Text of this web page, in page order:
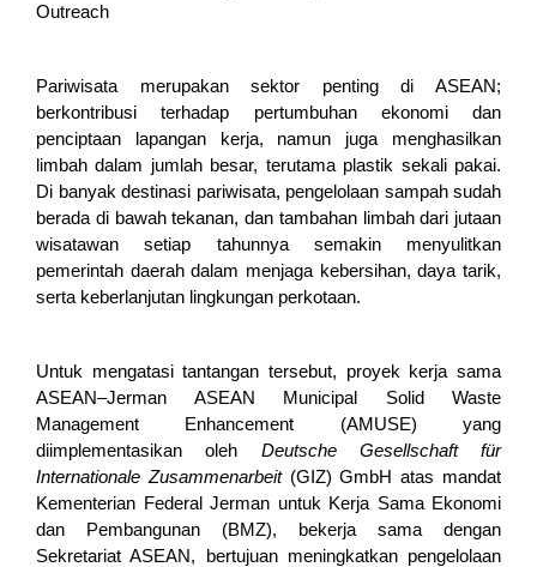
Outreach
Pariwisata merupakan sektor penting di ASEAN;
berkontribusi terhadap pertumbuhan ekonomi dan
penciptaan lapangan kerja, namun juga menghasilkan
limbah dalam jumlah besar, terutama plastik sekali pakai.
Di banyak destinasi pariwisata, pengelolaan sampah sudah
berada di bawah tekanan, dan tambahan limbah dari jutaan
wisatawan setiap tahunnya semakin menyulitkan
pemerintah daerah dalam menjaga kebersihan, daya tarik,
serta keberlanjutan lingkungan perkotaan.
Untuk mengatasi tantangan tersebut, proyek kerja sama
ASEAN–Jerman ASEAN Municipal Solid Waste
Management Enhancement (AMUSE) yang
diimplementasikan oleh Deutsche Gesellschaft für
Internationale Zusammenarbeit (GIZ) GmbH atas mandat
Kementerian Federal Jerman untuk Kerja Sama Ekonomi
dan Pembangunan (BMZ), bekerja sama dengan
Sekretariat ASEAN, bertujuan meningkatkan pengelolaan